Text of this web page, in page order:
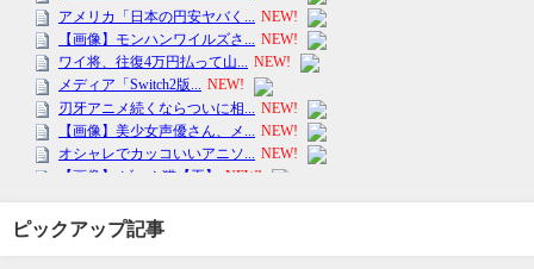
ピックアップ記事